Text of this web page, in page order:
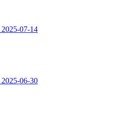
2025-07-14
2025-06-30